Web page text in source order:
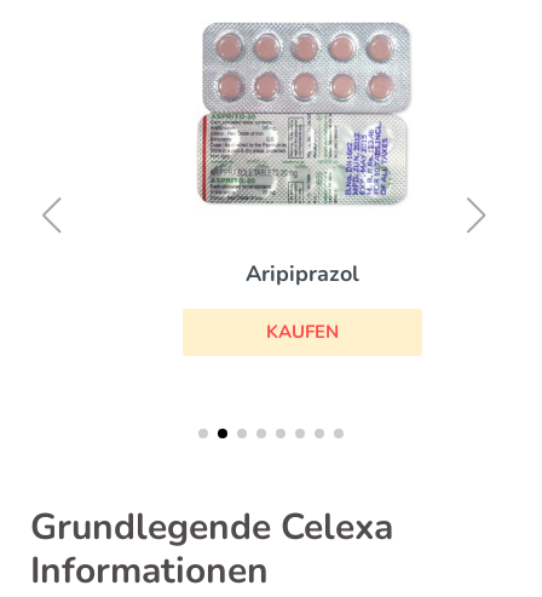
Aripiprazol
KAUFEN
Grundlegende Celexa
Informationen